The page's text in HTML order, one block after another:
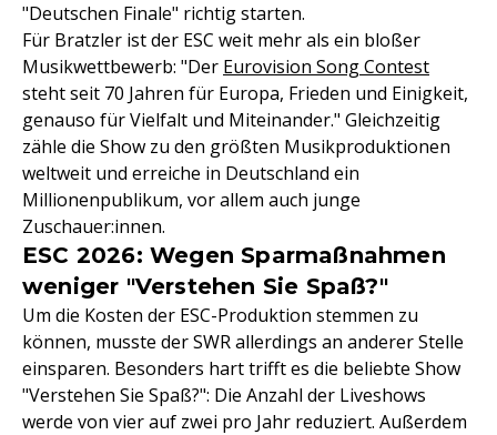
"Deutschen Finale" richtig starten.
Für Bratzler ist der ESC weit mehr als ein bloßer
Musikwettbewerb: "Der Eurovision Song Contest
steht seit 70 Jahren für Europa, Frieden und Einigkeit,
genauso für Vielfalt und Miteinander." Gleichzeitig
zähle die Show zu den größten Musikproduktionen
weltweit und erreiche in Deutschland ein
Millionenpublikum, vor allem auch junge
Zuschauer:innen.
ESC 2026: Wegen Sparmaßnahmen
weniger "Verstehen Sie Spaß?"
Um die Kosten der ESC-Produktion stemmen zu
können, musste der SWR allerdings an anderer Stelle
einsparen. Besonders hart trifft es die beliebte Show
"Verstehen Sie Spaß?": Die Anzahl der Liveshows
werde von vier auf zwei pro Jahr reduziert. Außerdem